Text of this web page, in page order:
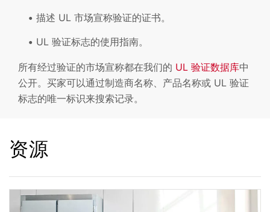
描述 UL 市场宣称验证的证书。
UL 验证标志的使用指南。
所有经过验证的市场宣称都在我们的 UL 验证数据库中
公开。买家可以通过制造商名称、产品名称或 UL 验证
标志的唯一标识来搜索记录。
资源